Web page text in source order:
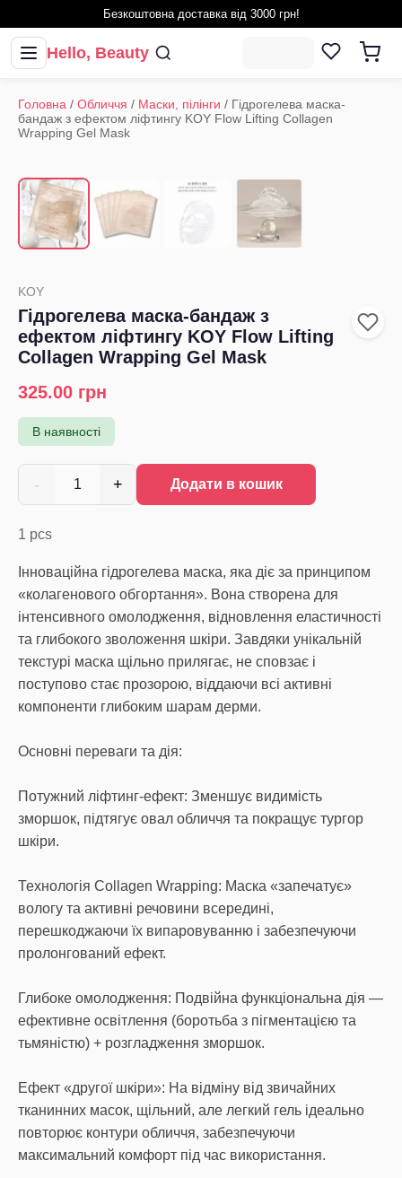
Безкоштовна доставка від 3000 грн!
Hello, Beauty
Головна / Обличчя / Маски, пілінги / Гідрогелева маска-
бандаж з ефектом ліфтингу KOY Flow Lifting Collagen
Wrapping Gel Mask
KOY
Гідрогелева маска-бандаж з
ефектом ліфтингу KOY Flow Lifting
Collagen Wrapping Gel Mask
325.00 грн
В наявності
- 1 + Додати в кошик
1 pcs
Інноваційна гідрогелева маска, яка діє за принципом
«колагенового обгортання». Вона створена для
інтенсивного омолодження, відновлення еластичності
та глибокого зволоження шкіри. Завдяки унікальній
текстурі маска щільно прилягає, не сповзає і
поступово стає прозорою, віддаючи всі активні
компоненти глибоким шарам дерми.
Основні переваги та дія:
Потужний ліфтинг-ефект: Зменшує видимість
зморшок, підтягує овал обличчя та покращує тургор
шкіри.
Технологія Collagen Wrapping: Маска «запечатує»
вологу та активні речовини всередині,
перешкоджаючи їх випаровуванню і забезпечуючи
пролонгований ефект.
Глибоке омолодження: Подвійна функціональна дія —
ефективне освітлення (боротьба з пігментацією та
тьмяністю) + розгладження зморшок.
Ефект «другої шкіри»: На відміну від звичайних
тканинних масок, щільний, але легкий гель ідеально
повторює контури обличчя, забезпечуючи
максимальний комфорт під час використання.